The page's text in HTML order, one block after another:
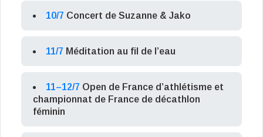
10/7 Concert de Suzanne & Jako
11/7 Méditation au fil de l’eau
11–12/7 Open de France d’athlétisme et
championnat de France de décathlon
féminin